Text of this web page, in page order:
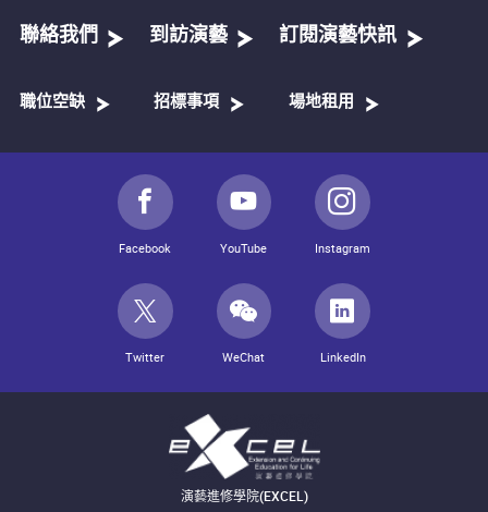
聯絡我們 到訪演藝 訂閱演藝快訊
職位空缺 招標事項 場地租用
Facebook YouTube Instagram
Twitter WeChat LinkedIn
演藝進修學院(EXCEL)